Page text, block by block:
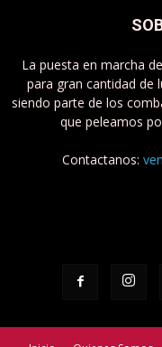
La puesta en marcha
para gran cantidad de
siendo parte de los
que peleamos
Contactanos: